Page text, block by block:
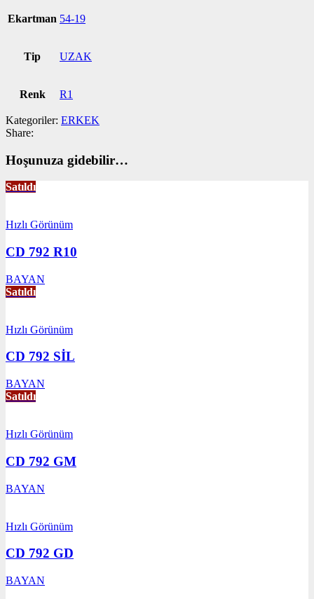
Ekartman 54-19
Tip UZAK
Renk R1
Kategoriler: ERKEK
Share:
Hoşunuza gidebilir…
Satıldı
Hızlı Görünüm
CD 792 R10
BAYAN
Satıldı
Hızlı Görünüm
CD 792 SİL
BAYAN
Satıldı
Hızlı Görünüm
CD 792 GM
BAYAN
Hızlı Görünüm
CD 792 GD
BAYAN